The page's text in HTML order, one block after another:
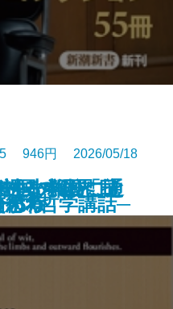
がね
るか
まれたこと
5 946円 2026/05/18
リズムと日
ズ哲学講話─
術
る中国「抗
小学校に通
国の限界、
思考